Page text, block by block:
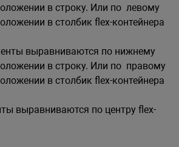
в строку. Или по левому
в столбик flex-контейнера
выравниваются по нижнему
в строку. Или по правому
в столбик flex-контейнера
выравниваются по центру flex-